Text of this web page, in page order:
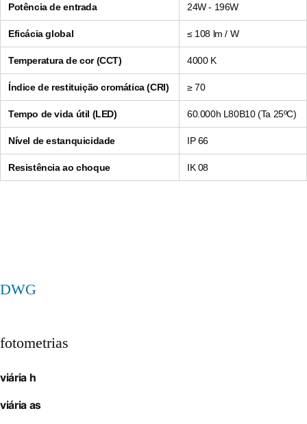
Potência de entrada 24W - 196W
Eficácia global ≤ 108 lm / W
Temperatura de cor (CCT) 4000 K
Índice de restituição cromática (CRI) ≥ 70
Tempo de vida útil (LED) 60.000h L80B10 (Ta 25ºC)
Nível de estanquicidade IP 66
Resistência ao choque IK 08
DWG
fotometrias
viária h
viária as